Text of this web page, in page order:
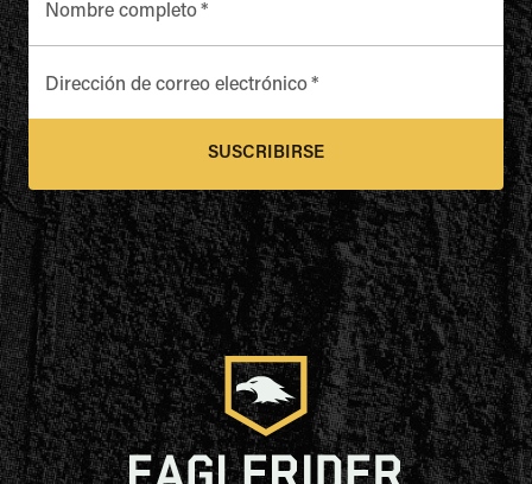
Nombre completo*
Dirección de correo electrónico*
SUSCRIBIRSE